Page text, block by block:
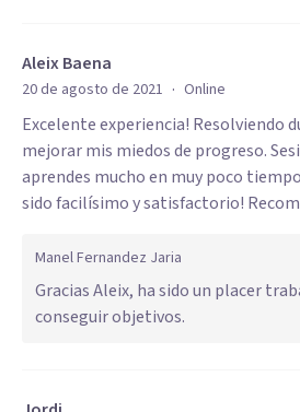
Aleix Baena
20 de agosto de 2021 · Online
Excelente experiencia! Resolviendo
mejorar mis miedos de progreso.
aprendes mucho en muy poco
sido facilísimo y satisfactorio!
Manel Fernandez Jaria
Gracias Aleix, ha sido un placer
conseguir objetivos.